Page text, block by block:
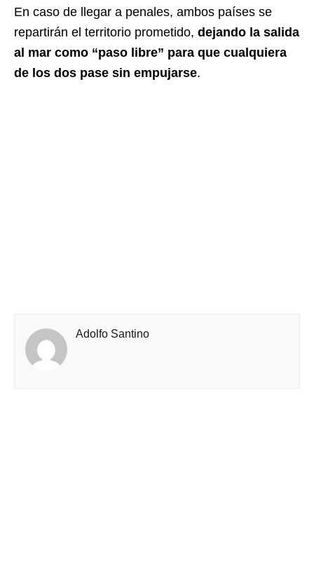
En caso de llegar a penales, ambos países se
repartirán el territorio prometido, dejando la salida
al mar como “paso libre” para que cualquiera
de los dos pase sin empujarse.
Adolfo Santino